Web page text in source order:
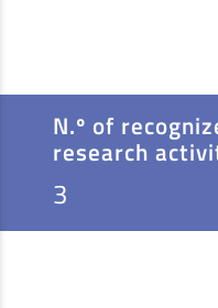
N.º of
research
3